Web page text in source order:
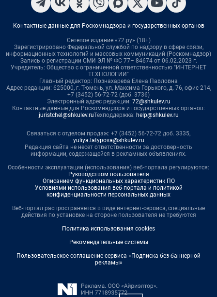
Контактные данные для Роскомнадзора и государственных органов
Сетевое издание «72.ру» (18+)
Зарегистрировано Федеральной службой по надзору в сфере связи,
информационных технологий и массовых коммуникаций (Роскомнадзор)
Запись о регистрации СМИ ЭЛ № ФС 77– 84674 от 06.02.2023 г.
Учредитель: Общество с ограниченной ответственностью "ИНТЕРНЕТ
ТЕХНОЛОГИИ"
Главный редактор: Познахарева Елена Павловна
Адрес редакции: 625000, г. Тюмень, ул. Максима Горького, д. 76, офис 214,
+7 (3452) 56-72-72 (доб. 3736)
Электронный адрес редакции: 72@shkulev.ru
Контактные данные для Роскомнадзора и государственных органов:
juristchel@shkulev.ruТехподдержка: help@shkulev.ru
Связаться с отделом продаж: +7 (3452) 56-72-72 доб. 3335,
yuliya.latypova@shkulev.ru
Редакция сайта не несет ответственности за достоверность
информации, содержащейся в рекламных объявлениях.
Особенности эксплуатации (использования) веб-портала регулируются:
Руководством пользователя
Описанием функциональных характеристик ПО
Условиями использования веб-портала и политикой
конфиденциальности персональных данных
Веб-портал распространяется в виде интернет-сервиса, специальные
действия по установке на стороне пользователя не требуются
Политика использования cookies
Рекомендательные системы
Пользовательское соглашение сервиса «Подписка без баннерной
рекламы»